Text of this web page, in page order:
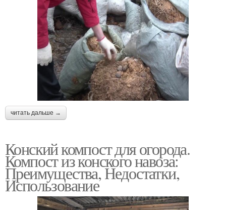
читать дальше →
Конский компост для огорода.
Компост из конского навоза:
Преимущества, Недостатки,
Использование